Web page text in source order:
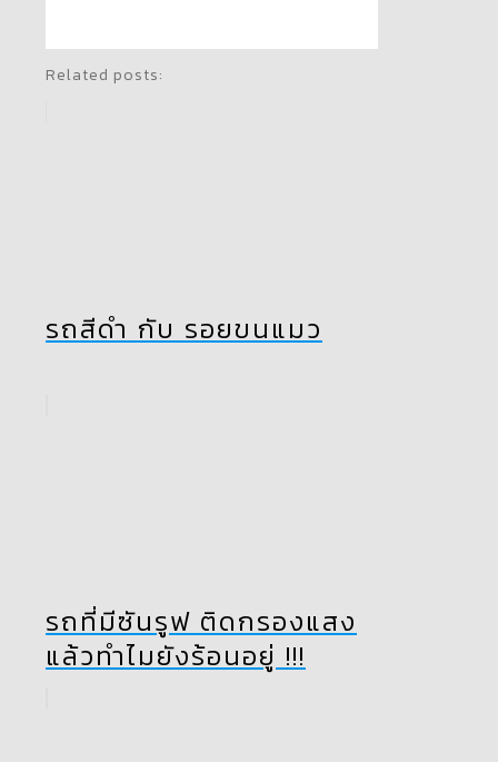
Related posts:
รถสีดำ กับ รอยขนแมว
รถที่มีซันรูฟ ติดกรองแสง
แล้วทำไมยังร้อนอยู่ !!!